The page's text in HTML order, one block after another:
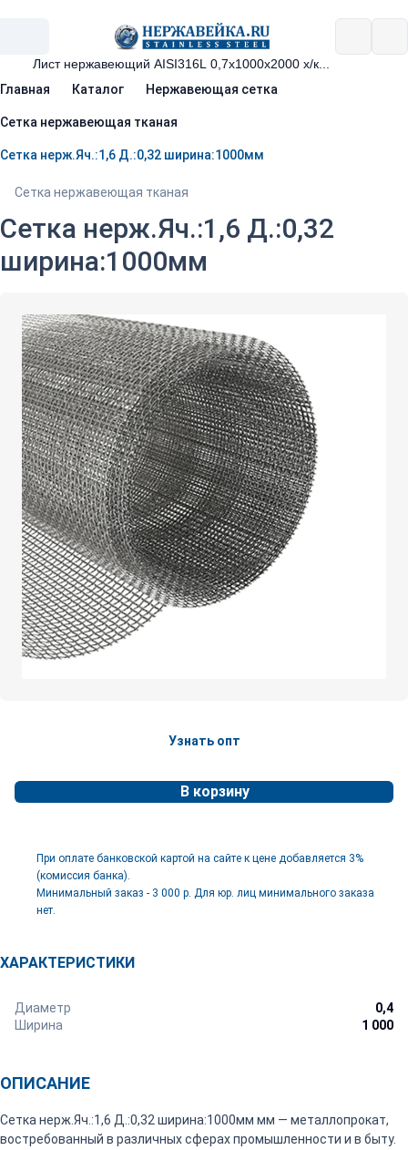
Главная Каталог Нержавеющая сетка
Сетка нержавеющая тканая
Сетка нерж.Яч.:1,6 Д.:0,32 ширина:1000мм
Сетка нержавеющая тканая
Сетка нерж.Яч.:1,6 Д.:0,32
ширина:1000мм
Узнать опт
В корзину
При оплате банковской картой на сайте к цене добавляется 3%
(комиссия банка).
Минимальный заказ - 3 000 р. Для юр. лиц минимального заказа
нет.
ХАРАКТЕРИСТИКИ
Диаметр
0,4
Ширина
1 000
ОПИСАНИЕ
Сетка нерж.Яч.:1,6 Д.:0,32 ширина:1000мм мм — металлопрокат,
востребованный в различных сферах промышленности и в быту.